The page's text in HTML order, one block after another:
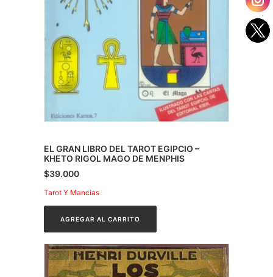
EL GRAN LIBRO DEL TAROT EGIPCIO –
KHETO RIGOL MAGO DE MENPHIS
$39.000
Tarot Y Mancias
AGREGAR AL CARRITO